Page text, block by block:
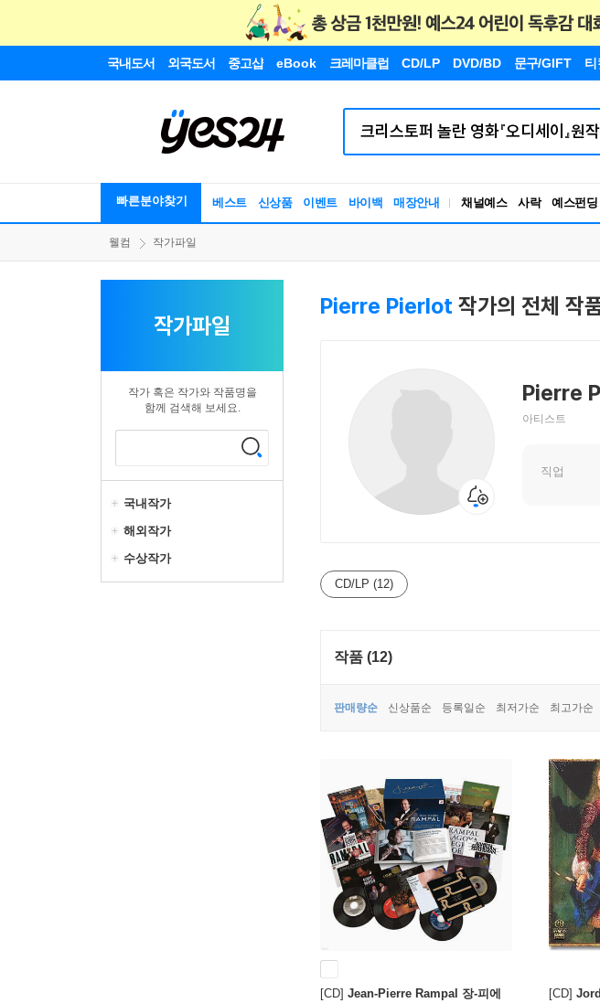
국내도서 외국도서 중고샵 eBook 크레마클럽 CD/LP DVD/BD 문구/GIFT 티
빠른분야찾기 베스트 신상품 이벤트 바이백 매장안내 채널예스 사락 예스펀딩
웰컴 작가파일
작가파일
작가 혹은 작가와 작품명을
함께 검색해 보세요.
국내작가
해외작가
수상작가
Pierre Pierlot 작가의 전체 작
Pierre
아티스트
직업
CD/LP (12)
작품 (12)
판매량순 신상품순 등록일순 최저가순 최고가순
[CD] Jean-Pierre Rampal 장-피에
[CD]